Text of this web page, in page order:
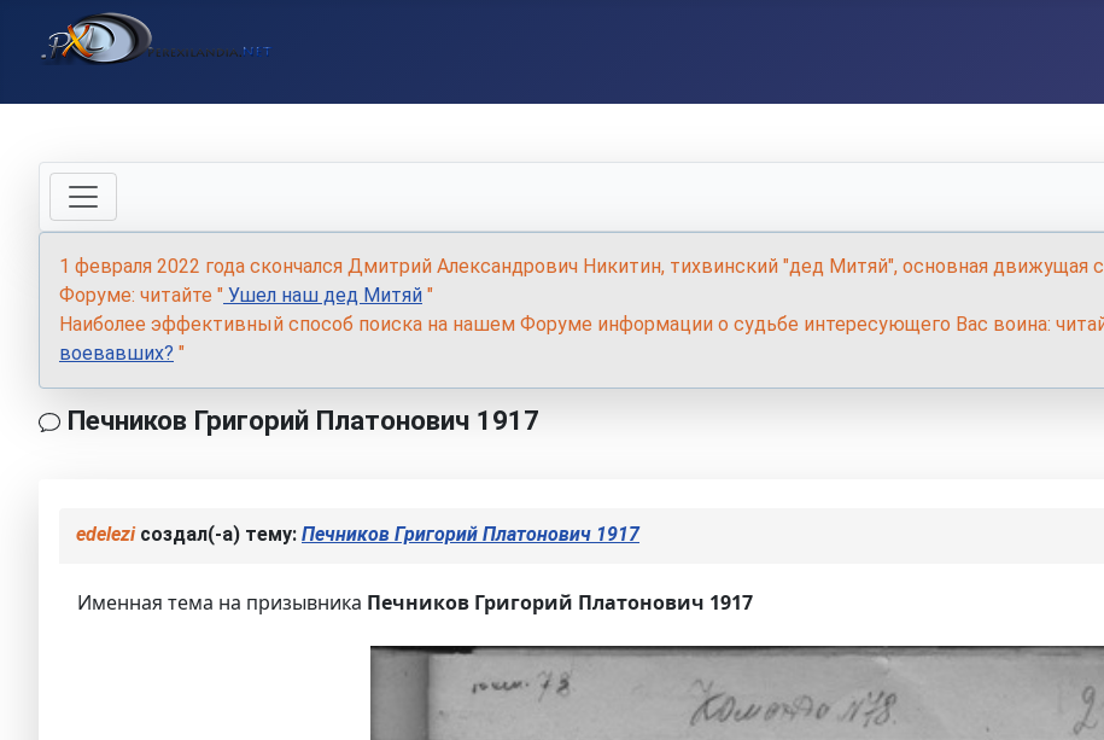
1 февраля 2022 года скончался Дмитрий Александрович Никитин, тихвинский "дед Митяй", основная
Форуме: читайте " Ушел наш дед Митяй "
Наиболее эффективный способ поиска на нашем Форуме информации о судьбе интересующего Вас воина:
воевавших? "
Печников Григорий Платонович 1917
edeleziсоздал(-а) тему: Печников Григорий Платонович 1917
Именная тема на призывника Печников Григорий Платонович 1917